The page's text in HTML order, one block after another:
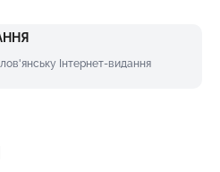
Інтернет-видання